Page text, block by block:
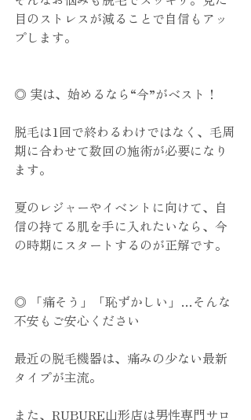
目のストレスが減ることで自信もアッ
プします。
◎ 実は、始めるなら“今”がベスト！
脱毛は1回で終わるわけではなく、毛周
期に合わせて数回の施術が必要になり
ます。
夏のレジャーやイベントに向けて、自
信の持てる肌を手に入れたいなら、今
の時期にスタートするのが正解です。
◎ 「痛そう」「恥ずかしい」…そんな
不安もご安心ください
最近の脱毛機器は、痛みの少ない最新
タイプが主流。
また、RUBURE山形店は男性専門サロ